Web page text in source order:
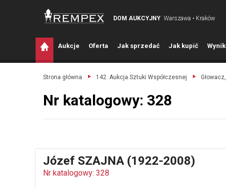
DOM AUKCYJNY Warszawa • Kraków
Aukcje Oferta Jak sprzedać Jak kupić W
Strona główna 142. Aukcja Sztuki Współczesnej
Nr katalogowy: 328
Józef SZAJNA (1922-2008)
Nr katalogowy: 328